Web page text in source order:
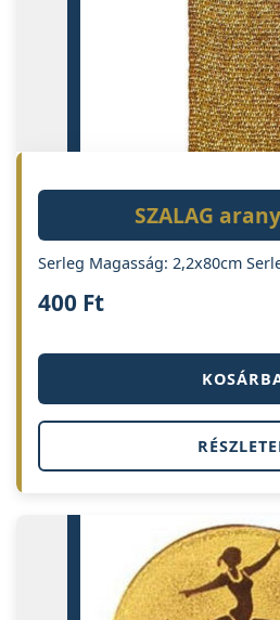
SZALAG
Serleg Magasság: 2,2x80cm
400 Ft